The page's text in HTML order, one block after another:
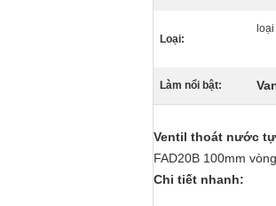
Loại:
Làm nổi bật:
Ventil thoát nước
FAD20B 100mm
Chi tiết nhanh: